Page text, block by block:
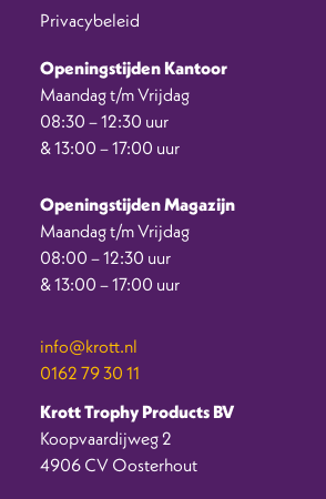
Privacybeleid
Openingstijden Kantoor
Maandag t/m Vrijdag
08:30 – 12:30 uur
& 13:00 – 17:00 uur
Openingstijden Magazijn
Maandag t/m Vrijdag
08:00 – 12:30 uur
& 13:00 – 17:00 uur
info@krott.nl
0162 79 30 11
Krott Trophy Products BV
Koopvaardijweg 2
4906 CV Oosterhout